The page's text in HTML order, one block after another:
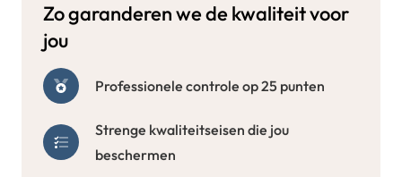
Zo garanderen we de kwaliteit voor
jou
Professionele controle op 25 punten
Strenge kwaliteitseisen die jou
beschermen